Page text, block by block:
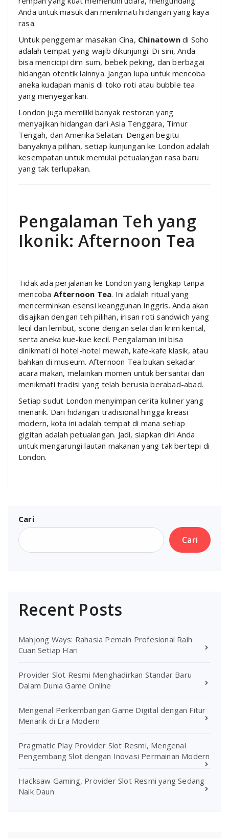
Anda untuk masuk dan menikmati hidangan yang kaya
rasa.
Untuk penggemar masakan Cina, Chinatowndi Soho
adalah tempat yang wajib dikunjungi. Di sini, Anda
bisa mencicipi dim sum, bebek peking, dan berbagai
hidangan otentik lainnya. Jangan lupa untuk mencoba
aneka kudapan manis di toko roti atau bubble tea
yang menyegarkan.
London juga memiliki banyak restoran yang
menyajikan hidangan dari Asia Tenggara, Timur
Tengah, dan Amerika Selatan. Dengan begitu
banyaknya pilihan, setiap kunjungan ke London adalah
kesempatan untuk memulai petualangan rasa baru
yang tak terlupakan.
Pengalaman Teh yang
Ikonik: Afternoon Tea
Tidak ada perjalanan ke London yang lengkap tanpa
mencoba Afternoon Tea. Ini adalah ritual yang
mencerminkan esensi keanggunan Inggris. Anda akan
disajikan dengan teh pilihan, irisan roti sandwich yang
lecil dan lembut, scone dengan selai dan krim kental,
serta aneka kue-kue kecil. Pengalaman ini bisa
dinikmati di hotel-hotel mewah, kafe-kafe klasik, atau
bahkan di museum. Afternoon Tea bukan sekadar
acara makan, melainkan momen untuk bersantai dan
menikmati tradisi yang telah berusia berabad-abad.
Setiap sudut London menyimpan cerita kuliner yang
menarik. Dari hidangan tradisional hingga kreasi
modern, kota ini adalah tempat di mana setiap
gigitan adalah petualangan. Jadi, siapkan diri Anda
untuk mengarungi lautan makanan yang tak bertepi di
London.
Cari
Cari
Recent Posts
Mahjong Ways: Rahasia Pemain Profesional Raih
Cuan Setiap Hari
Provider Slot Resmi Menghadirkan Standar Baru
Dalam Dunia Game Online
Mengenal Perkembangan Game Digital dengan Fitur
Menarik di Era Modern
Pragmatic Play Provider Slot Resmi, Mengenal
Pengembang Slot dengan Inovasi Permainan Modern
Hacksaw Gaming, Provider Slot Resmi yang Sedang
Naik Daun